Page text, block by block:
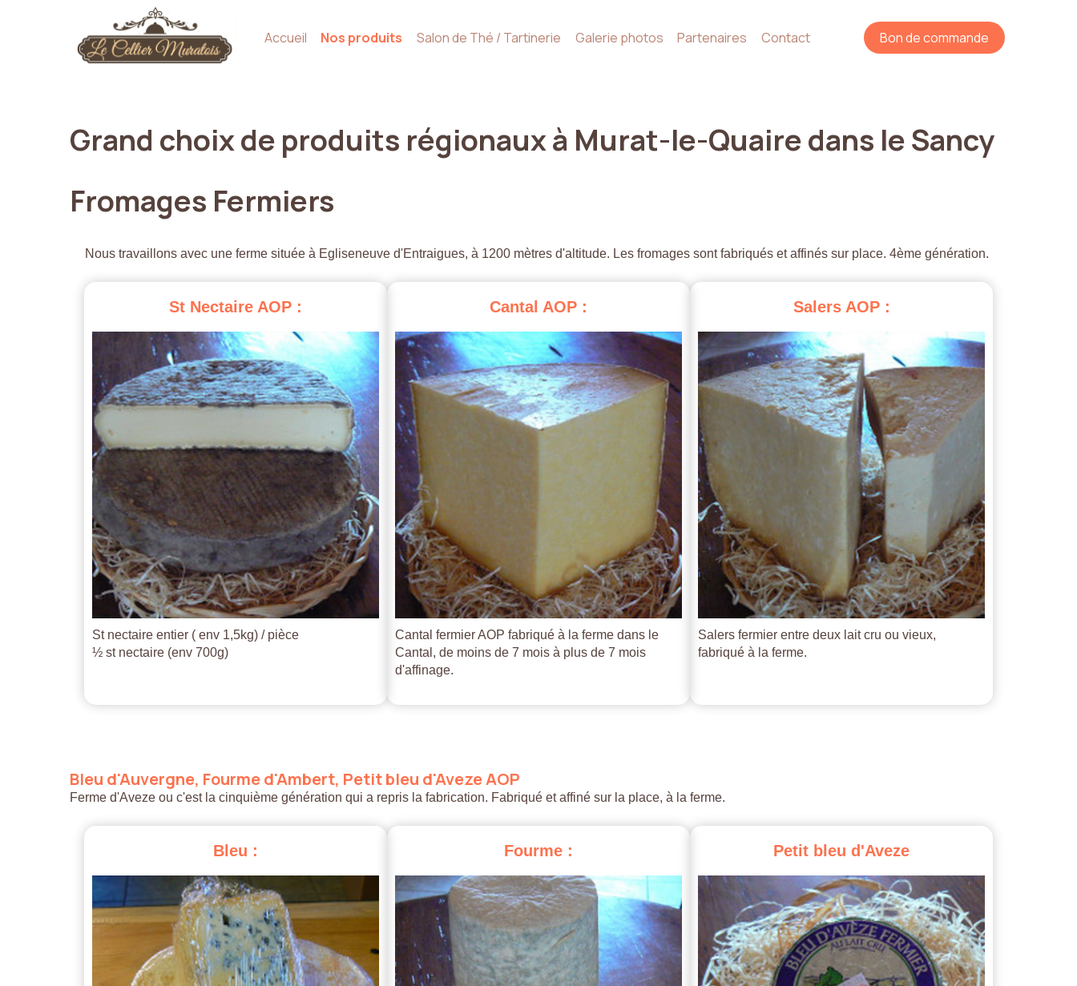
Accueil Nos produits Salon de Thé / Tartinerie Galerie photos Partenaires Contact Bon de commande
Grand choixde produits régionauxà Murat-le-Quairedans leSancy
Fromages Fermiers
Nous travaillons avec une ferme située à Egliseneuve d'Entraigues, à 1200 mètres d'altitude. Les fromages sont fabriqués et affinés sur place. 4ème génération.
St Nectaire AOP :
St nectaire entier ( env 1,5kg) / pièce
½ st nectaire (env 700g)
Cantal AOP :
Cantal fermier AOP fabriqué à la ferme dans le
Cantal, de moins de 7 mois à plus de 7 mois
d'affinage.
Salers AOP :
Salers fermier entre deux lait cru ou vieux,
fabriqué à la ferme.
Bleu d'Auvergne, Fourmed'Ambert, Petitbleu d'AvezeAOP
Ferme d'Aveze ou c'est la cinquième génération qui a repris la fabrication. Fabriqué et affiné sur la place, à la ferme.
Bleu : Fourme : Petit bleu d'Aveze